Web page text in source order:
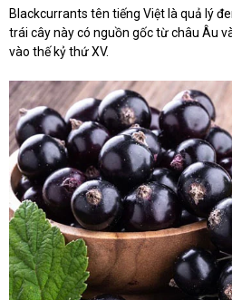
Blackcurrants tên tiếng Việt là quả lý
trái cây này có nguồn gốc từ châu Âu
vào thế kỷ thứ XV.